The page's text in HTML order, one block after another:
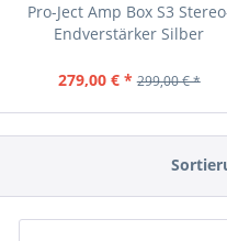
Pro-Ject Amp Box S3
Endverstärker Silber
279,00 € * 299,00 € *